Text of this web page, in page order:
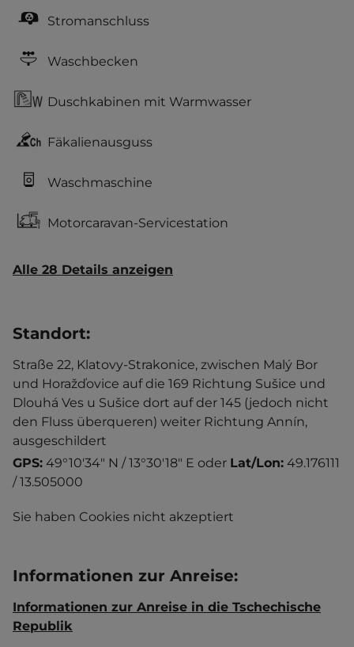
Stromanschluss
Waschbecken
Duschkabinen mit Warmwasser
Fäkalienausguss
Waschmaschine
Motorcaravan-Servicestation
Alle 28 Details anzeigen
Standort:
Straße 22, Klatovy-Strakonice, zwischen Malý Bor
und Horažďovice auf die 169 Richtung Sušice und
Dlouhá Ves u Sušice dort auf der 145 (jedoch nicht
den Fluss überqueren) weiter Richtung Annín,
ausgeschildert
GPS: 49°10'34" N / 13°30'18" E oder Lat/Lon: 49.176111
/ 13.505000
Sie haben Cookies nicht akzeptiert
Informationen zur Anreise:
Informationen zur Anreise in die Tschechische
Republik